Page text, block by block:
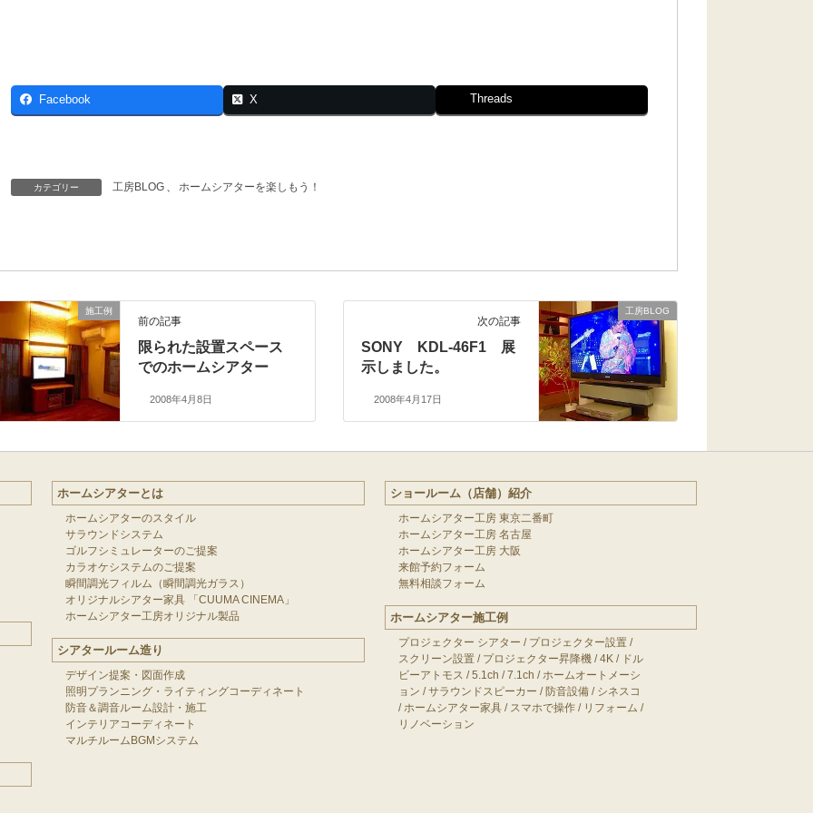
Facebook X Threads
カテゴリー 工房BLOG ホームシアターを楽しもう！
施工例
前の記事
限られた設置スペース
でのホームシアター
2008年4月8日
工房BLOG
次の記事
SONY KDL-46F1 展
示しました。
2008年4月17日
ホームシアターとは
ホームシアターのスタイル
サラウンドシステム
ゴルフシミュレーターのご提案
カラオケシステムのご提案
瞬間調光フィルム（瞬間調光ガラス）
オリジナルシアター家具 「CUUMA CINEMA」
ホームシアター工房オリジナル製品
シアタールーム造り
デザイン提案・図面作成
照明プランニング・ライティングコーディネート
防音＆調音ルーム設計・施工
インテリアコーディネート
マルチルームBGMシステム
ショールーム（店舗）紹介
ホームシアター工房 東京二番町
ホームシアター工房 名古屋
ホームシアター工房 大阪
来館予約フォーム
無料相談フォーム
ホームシアター施工例
プロジェクター シアター / プロジェクター設置/
スクリーン設置/ プロジェクター昇降機/4K / ドル
ビーアトモス /5.1ch /7.1ch / ホームオートメーシ
ョン /サラウンドスピーカー /防音設備/ シネスコ
/ ホームシアター家具/ スマホで操作/ リフォーム /
リノベーション